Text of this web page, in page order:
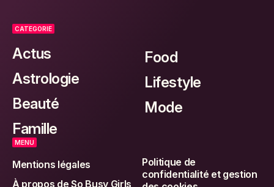
CATEGORIE
Actus
Astrologie
Beauté
Famille
Food
Lifestyle
Mode
MENU
Mentions légales
À propos de So Busy Girls
Politique de
confidentialité et gestion